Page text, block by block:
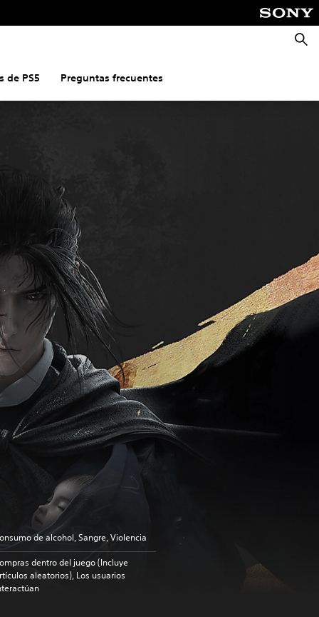
de PS5 Preguntas frecuentes
de alcohol, Sangre, Violencia
dentro del juego (Incluye
aleatorios), Los usuarios